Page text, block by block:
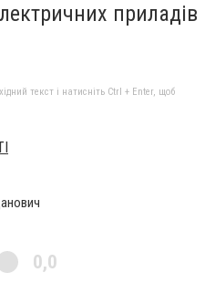
приладів
текст і натисніть Ctrl + Enter, щоб
0,0